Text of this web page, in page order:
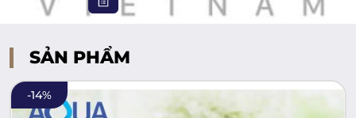
SẢN PHẨM
-14%